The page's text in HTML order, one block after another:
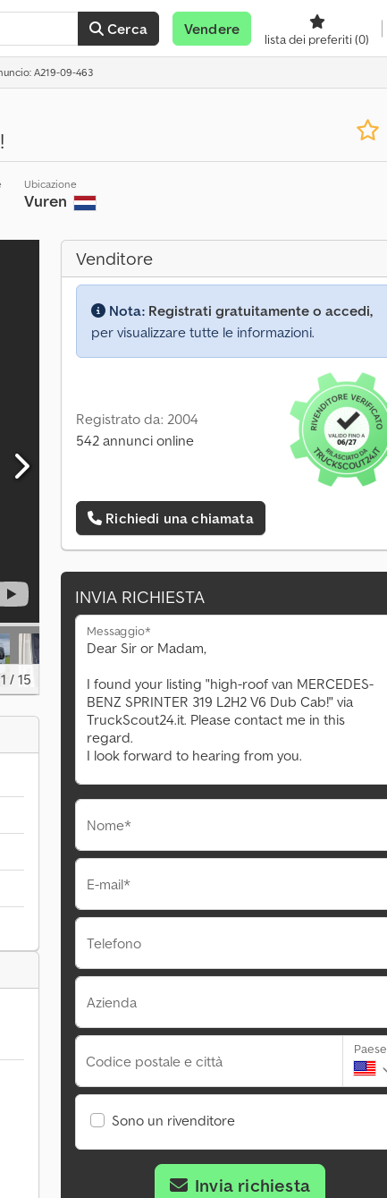
Cerca Vendere
lista dei preferiti (0)
A219-09-463
Ubicazione
Vuren
1 / 15
Venditore
Nota: Registrati gratuitamente o accedi,
per visualizzare tutte le informazioni.
Registrato da: 2004
542 annunci online
Richiedi una chiamata
INVIA RICHIESTA
Messaggio*
Nome*
E-mail*
Telefono
Azienda
Codice postale e città
Paese
Sono un rivenditore
Invia richiesta